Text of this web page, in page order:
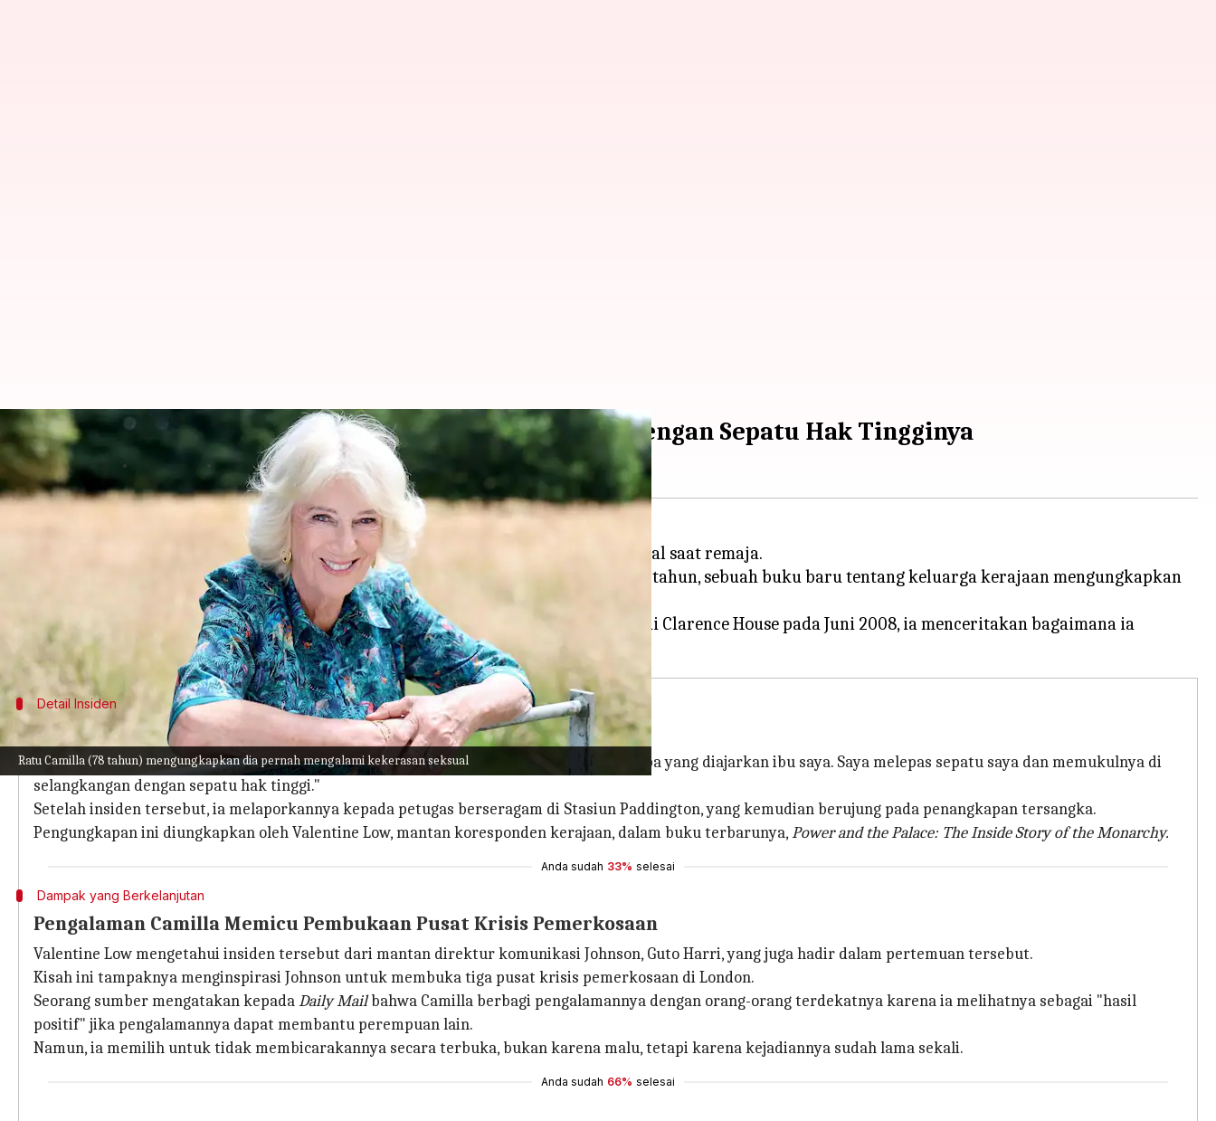
Ratu Camilla (78 tahun) mengungkapkan dia pernah mengalami kekerasan seksual
Ratu Camilla pernah 'Memukul' Seorang Penganiaya dengan Sepatu Hak Tingginya
menulis Handoko Sep 02, 2025 01:25 pm
Ratu Camilla, istri Raja Charles III dari Inggris, pernah mengalami pelecehan seksual saat remaja.
Insiden itu terjadi di kereta menuju Paddington ketika ia berusia sekitar 16 atau 17 tahun, sebuah buku baru tentang keluarga kerajaan mengungkapkan
Dalam sebuah pertemuan dengan mantan Perdana Menteri Inggris, Boris Johnson di Clarence House pada Juni 2008, ia menceritakan bagaimana ia
Detail Insiden
'Saya Melepas Sepatu Saya dan Memukulnya...'
Penyerang itu "menggerakkan tangannya semakin jauh..." ketika Camilla "melakukan apa yang diajarkan ibu saya. Saya melepas sepatu saya dan memukulnya di
selangkangan dengan sepatu hak tinggi."
Setelah insiden tersebut, ia melaporkannya kepada petugas berseragam di Stasiun Paddington, yang kemudian berujung pada penangkapan tersangka.
Pengungkapan ini diungkapkan oleh Valentine Low, mantan koresponden kerajaan, dalam buku terbarunya,Power and the Palace: The Inside Story of the Monarchy.
Anda sudah 33% selesai
Dampak yang Berkelanjutan
Pengalaman Camilla Memicu Pembukaan Pusat Krisis Pemerkosaan
Valentine Low mengetahui insiden tersebut dari mantan direktur komunikasi Johnson, Guto Harri, yang juga hadir dalam pertemuan tersebut.
Kisah ini tampaknya menginspirasi Johnson untuk membuka tiga pusat krisis pemerkosaan di London.
Seorang sumber mengatakan kepadaDaily Mailbahwa Camilla berbagi pengalamannya dengan orang-orang terdekatnya karena ia melihatnya sebagai "hasil
positif" jika pengalamannya dapat membantu perempuan lain.
Namun, ia memilih untuk tidak membicarakannya secara terbuka, bukan karena malu, tetapi karena kejadiannya sudah lama sekali.
Anda sudah 66% selesai